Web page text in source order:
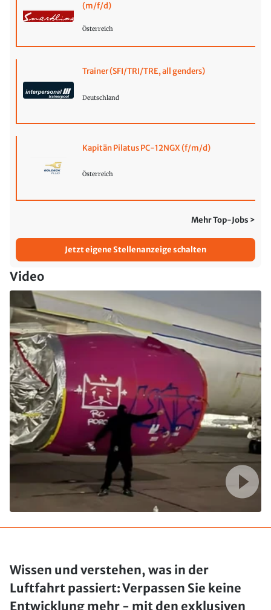
(m/f/d)
Österreich
Trainer (SFI/TRI/TRE, all genders)
Deutschland
Kapitän Pilatus PC-12NGX (f/m/d)
Österreich
Mehr Top-Jobs >
Jetzt eigene Stellenanzeige schalten
Video
Wissen und verstehen, was in der
Luftfahrt passiert: Verpassen Sie keine
Entwicklung mehr - mit den exklusiven